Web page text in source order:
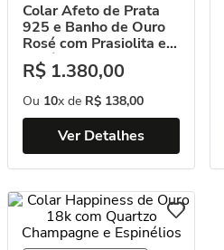
Colar Afeto de Prata
925 e Banho de Ouro
Rosé com Prasiolita e
Topázios Brancos - You
by Maxior
R$ 1.380,00
Ou 10x de R$ 138,00
Ver Detalhes